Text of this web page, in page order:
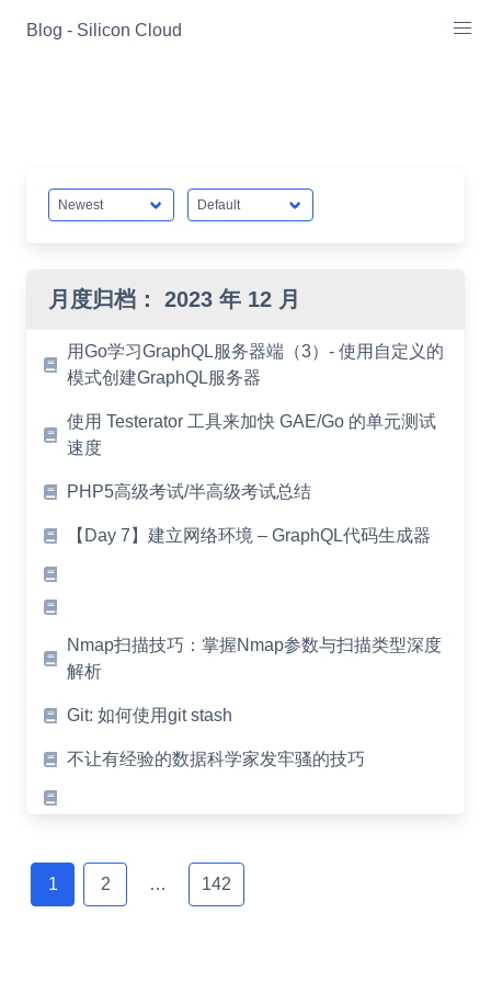
Blog - Silicon Cloud
月度归档： 2023 年 12 月
用Go学习GraphQL服务器端（3）- 使用自定义的
模式创建GraphQL服务器
使用 Testerator 工具来加快 GAE/Go 的单元测试
速度
PHP5高级考试/半高级考试总结
【Day 7】建立网络环境 – GraphQL代码生成器
Nmap扫描技巧：掌握Nmap参数与扫描类型深度
解析
Git: 如何使用git stash
不让有经验的数据科学家发牢骚的技巧
navigation
1 2 … 142